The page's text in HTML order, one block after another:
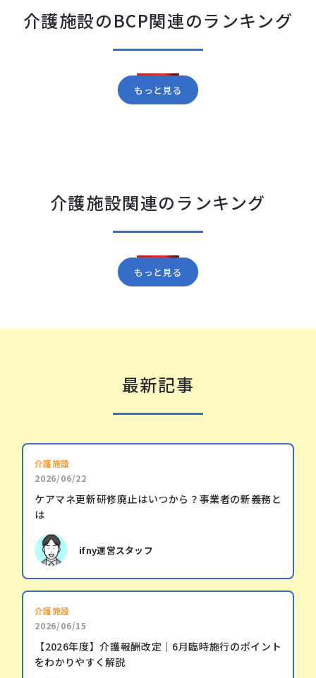
介護施設のBCP関連のランキング
もっと見る
介護施設関連のランキング
もっと見る
最新記事
介護施設
2026/06/22
ケアマネ更新研修廃止はいつから？事業者の新義務と
は
ifny運営スタッフ
介護施設
2026/06/15
【2026年度】介護報酬改定｜6月臨時施行のポイント
をわかりやすく解説